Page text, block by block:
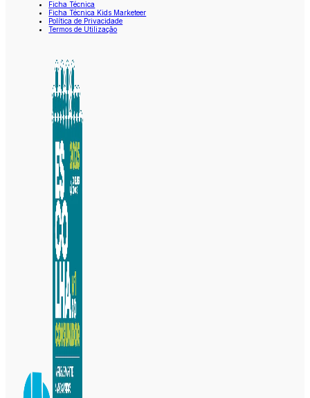
Ficha Técnica
Ficha Técnica Kids Marketeer
Política de Privacidade
Termos de Utilização